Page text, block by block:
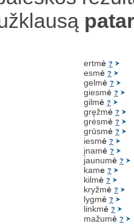
ertmė ?
esmė ?
gelmė ?
giesmė ?
gilmė ?
gręžmė ?
grėsmė ?
grūsmė ?
iesmė ?
įnamė ?
jaunumė ?
kame ?
kilmė ?
kryžmė ?
lygmė ?
linkmė ?
mažumė ?